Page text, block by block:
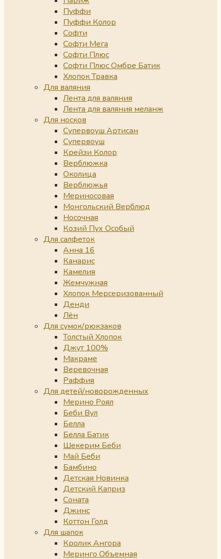
Пуффи
Пуффи Колор
Софти
Софти Мега
Софти Плюс
Софти Плюс Омбре Батик
Хлопок Травка
Для валяния
Лента для валяния
Лента для валяния меланж
Для носков
Супервоуш Артисан
Супервоуш
Крейзи Колор
Верблюжка
Околица
Верблюжья
Мериносовая
Монгольский Верблюд
Носочная
Козий Пух Особый
Для салфеток
Анна 16
Канарис
Камелия
Жемчужная
Хлопок Мерсеризованный
Денди
Лён
Для сумок/рюкзаков
Толстый Хлопок
Джут 100%
Макраме
Веревочная
Раффия
Для детей/новорожденных
Мерино Роял
Беби Вул
Белла
Белла Батик
Шекерим Беби
Май Беби
Бамбино
Детская Новинка
Детский Каприз
Соната
Джинс
Коттон Голд
Для шапок
Кролик Ангора
Меринго Объемная